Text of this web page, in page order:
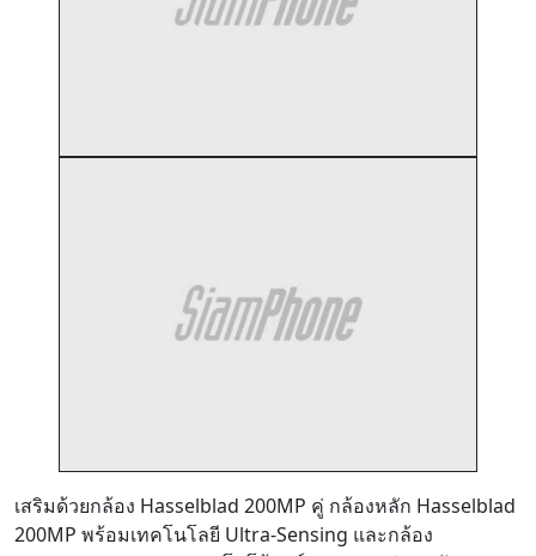
เสริมด้วยกล้อง Hasselblad 200MP คู่ กล้องหลัก Hasselblad
200MP พร้อมเทคโนโลยี Ultra-Sensing และกล้อง